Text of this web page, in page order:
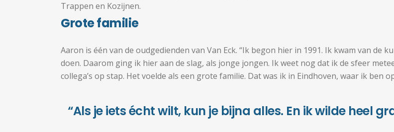
Trappen en Kozijnen.
Grote familie
Aaron is één van de oudgedienden van Van Eck. “Ik begon hier in 1991. Ik kwam van de
doen. Daarom ging ik hier aan de slag, als jonge jongen. Ik weet nog dat ik de sfeer
collega’s op stap. Het voelde als een grote familie. Dat was ik in Eindhoven, waar ik ben
“Als je iets écht wilt, kun je bijna alles. En ik wilde heel